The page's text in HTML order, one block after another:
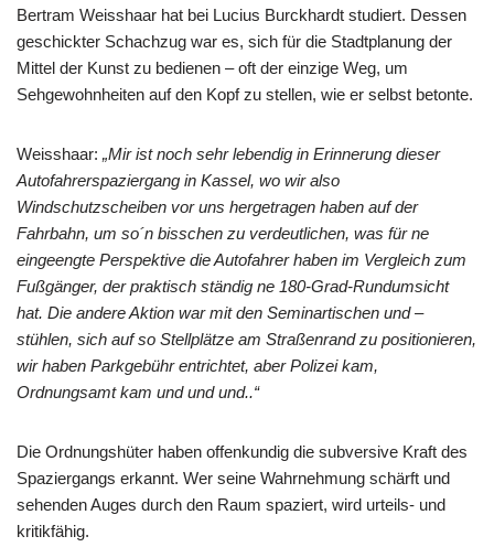
Bertram Weisshaar hat bei Lucius Burckhardt studiert. Dessen
geschickter Schachzug war es, sich für die Stadtplanung der
Mittel der Kunst zu bedienen – oft der einzige Weg, um
Sehgewohnheiten auf den Kopf zu stellen, wie er selbst betonte.
Weisshaar: „Mir ist noch sehr lebendig in Erinnerung dieser
Autofahrerspaziergang in Kassel, wo wir also
Windschutzscheiben vor uns hergetragen haben auf der
Fahrbahn, um so´n bisschen zu verdeutlichen, was für ne
eingeengte Perspektive die Autofahrer haben im Vergleich zum
Fußgänger, der praktisch ständig ne 180-Grad-Rundumsicht
hat. Die andere Aktion war mit den Seminartischen und –
stühlen, sich auf so Stellplätze am Straßenrand zu positionieren,
wir haben Parkgebühr entrichtet, aber Polizei kam,
Ordnungsamt kam und und und..“
Die Ordnungshüter haben offenkundig die subversive Kraft des
Spaziergangs erkannt. Wer seine Wahrnehmung schärft und
sehenden Auges durch den Raum spaziert, wird urteils- und
kritikfähig.